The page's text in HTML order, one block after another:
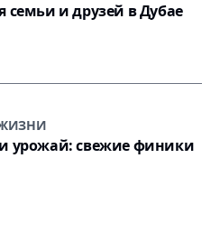
семьи и друзей в Дубае
урожай: свежие финики